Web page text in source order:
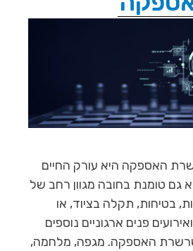
האספקה היא עורק החיים
גם טומנת בחובה מגוון רחב של
בטיחות, תקלה בציוד, או
פנים ארגוניים נוספים
האספקה. מגפה, מלחמה,